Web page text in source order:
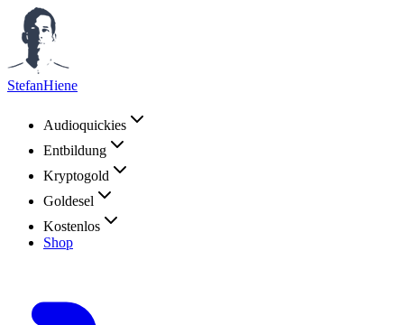
StefanHiene
Audioquickies
Entbildung
Kryptogold
Goldesel
Kostenlos
Shop